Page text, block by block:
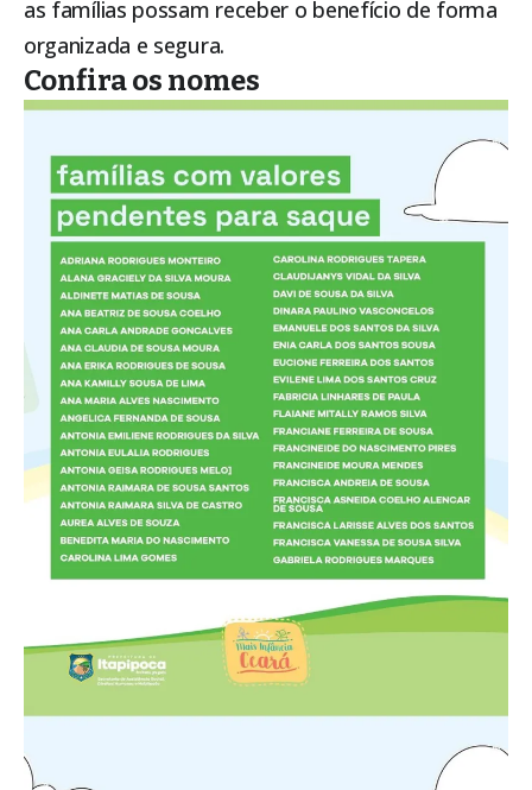
as famílias possam receber o benefício de forma
organizada e segura.
Confira os nomes